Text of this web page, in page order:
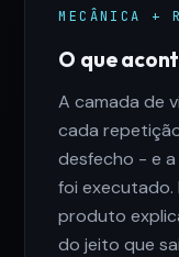
MECÂNICA +
O que
A camada de
cada
desfecho - e
foi executado.
produto
do jeito que